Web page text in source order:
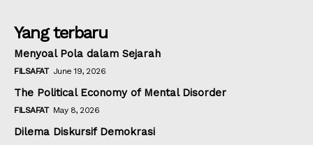
Yang terbaru
Menyoal Pola dalam Sejarah
FILSAFAT June 19, 2026
The Political Economy of Mental Disorder
FILSAFAT May 8, 2026
Dilema Diskursif Demokrasi